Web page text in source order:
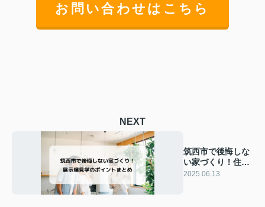
お問い合わせはこちら
NEXT
筑西市で後悔しな
い家づくり！住宅
展示場の見学ポイ
2025.06.13